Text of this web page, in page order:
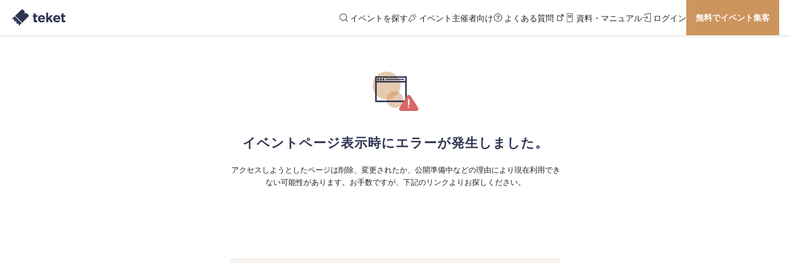
イベントを探す イベント主催者向け よくある質問 資料・マニュアル ログイン 無料でイベント集客
イベントページ表示時にエラーが発生しました。
アクセスしようとしたページは削除、変更されたか、公開準備中などの理由により現在利用でき
ない可能性があります。お手数ですが、下記のリンクよりお探しください。